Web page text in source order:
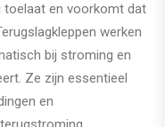
toelaat en voorkomt dat
werken
bij stroming en
Ze zijn essentieel
en